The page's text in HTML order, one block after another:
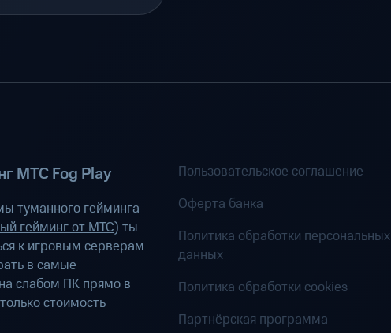
МТС Fog Play
туманного гейминга
гейминг от МТС) ты
к игровым серверам
в самые
слабом ПК прямо в
стоимость
Пользовательское соглашение
Оферта банка
Политика обработки персональных
данных
Политика обработки cookies
Партнёрская программа